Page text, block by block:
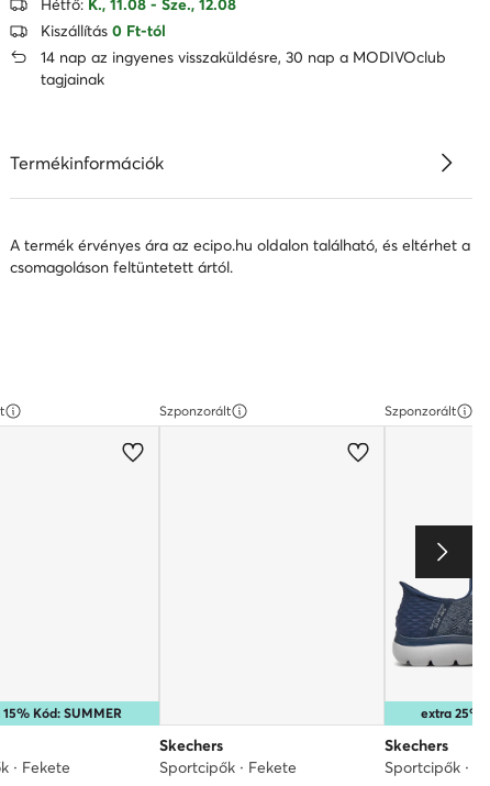
Hétfő: K., 11.08 - Sze., 12.08
Kiszállítás 0 Ft-tól
14 nap az ingyenes visszaküldésre, 30 nap a MODIVOclub
tagjainak
Termékinformációk
A termék érvényes ára az ecipo.hu oldalon található, és eltérhet a
csomagoláson feltüntetett ártól.
Kód: SUMMER
· Fekete
Szponzorált
Skechers
Sportcipők · Fekete
Szponzorált
extra 25%
Skechers
Sportcipők ·